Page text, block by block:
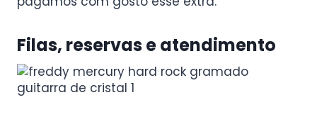
Filas, reservas e atendimento